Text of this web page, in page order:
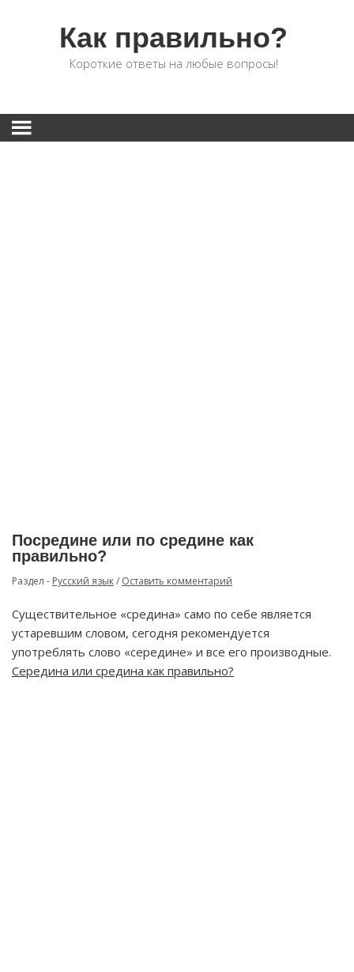
Как правильно?
Короткие ответы на любые вопросы!
Посредине или по средине как
правильно?
Раздел - Русский язык/ Оставить комментарий
Существительное «средина» само по себе является
устаревшим словом, сегодня рекомендуется
употреблять слово «середине» и все его производные.
Середина или средина как правильно?